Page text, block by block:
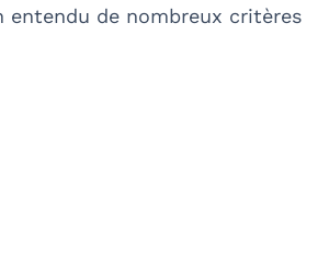
entendu de nombreux critères